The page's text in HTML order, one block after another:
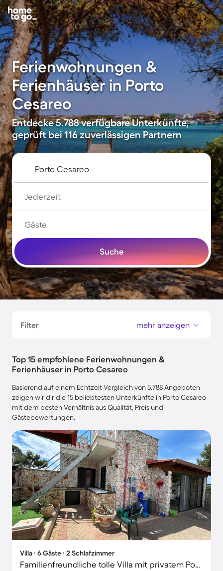
Ferienwohnungen &
Ferienhäuser in Porto
Cesareo
Entdecke 5.788 verfügbare Unterkünfte,
geprüft bei 116 zuverlässigen Partnern
Jederzeit
Gäste
Suche
Filter mehr anzeigen
Top 15 empfohlene Ferienwohnungen &
Ferienhäuser in Porto Cesareo
Basierend auf einem Echtzeit-Vergleich von 5.788 Angeboten
zeigen wir dir die 15 beliebtesten Unterkünfte in Porto Cesareo
mit dem besten Verhältnis aus Qualität, Preis und
Gästebewertungen.
Villa ∙ 6 Gäste ∙ 2 Schlafzimmer
Familienfreundliche tolle Villa mit privatem Pool, Garten und Grill | Haustierfreundlich